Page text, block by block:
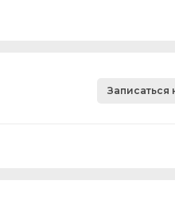
Записаться